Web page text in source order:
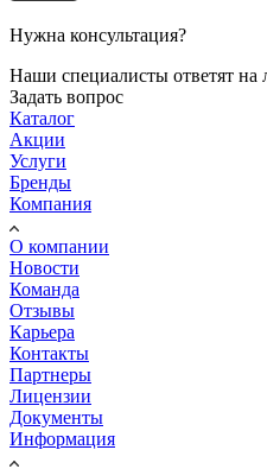
Нужна консультация?
Наши специалисты ответят
Задать вопрос
Каталог
Акции
Услуги
Бренды
Компания
О компании
Новости
Команда
Отзывы
Карьера
Контакты
Партнеры
Лицензии
Документы
Информация